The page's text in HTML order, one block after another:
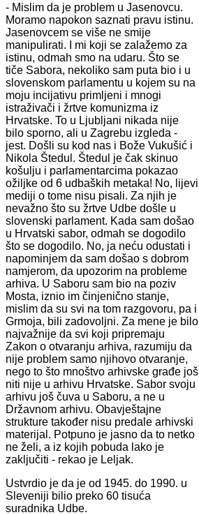
- Mislim da je problem u Jasenovcu.
Moramo napokon saznati pravu istinu.
Jasenovcem se više ne smije
manipulirati. I mi koji se zalažemo za
istinu, odmah smo na udaru. Što se
tiče Sabora, nekoliko sam puta bio i u
slovenskom parlamentu u kojem su na
moju incijativu primljeni i mnogi
istraživači i žrtve komunizma iz
Hrvatske. To u Ljubljani nikada nije
bilo sporno, ali u Zagrebu izgleda -
jest. Došli su kod nas i Bože Vukušić i
Nikola Štedul. Štedul je čak skinuo
košulju i parlamentarcima pokazao
ožiljke od 6 udbaških metaka! No, lijevi
mediji o tome nisu pisali. Za njih je
nevažno što su žrtve Udbe došle u
slovenski parlament. Kada sam došao
u Hrvatski sabor, odmah se dogodilo
što se dogodilo. No, ja neću odustati i
napominjem da sam došao s dobrom
namjerom, da upozorim na probleme
arhiva. U Saboru sam bio na poziv
Mosta, iznio im činjenično stanje,
mislim da su svi na tom razgovoru, pa i
Grmoja, bili zadovoljni. Za mene je bilo
najvažnije da svi koji pripremaju
Zakon o otvaranju arhiva, razumiju da
nije problem samo njihovo otvaranje,
nego to što mnoštvo arhivske građe još
niti nije u arhivu Hrvatske. Sabor svoju
arhivu još čuva u Saboru, a ne u
Državnom arhivu. Obavještajne
strukture također nisu predale arhivski
materijal. Potpuno je jasno da to netko
ne želi, a iz kojih pobuda lako je
zaključiti - rekao je Leljak.
Ustvrdio je da je od 1945. do 1990. u
Sleveniji bilio preko 60 tisuća
suradnika Udbe.